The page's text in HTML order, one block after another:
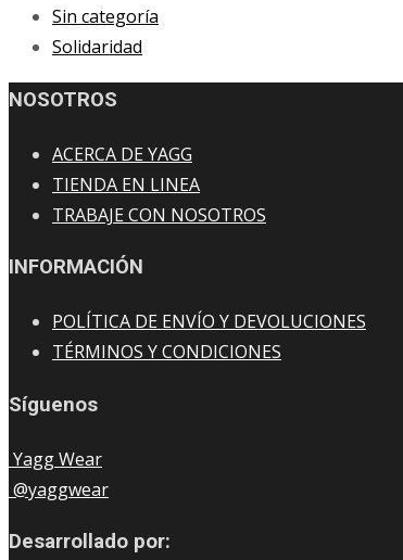
Sin categoría
Solidaridad
NOSOTROS
ACERCA DE YAGG
TIENDA EN LINEA
TRABAJE CON NOSOTROS
INFORMACIÓN
POLÍTICA DE ENVÍO Y DEVOLUCIONES
TÉRMINOS Y CONDICIONES
Síguenos
Yagg Wear
@yaggwear
Desarrollado por: